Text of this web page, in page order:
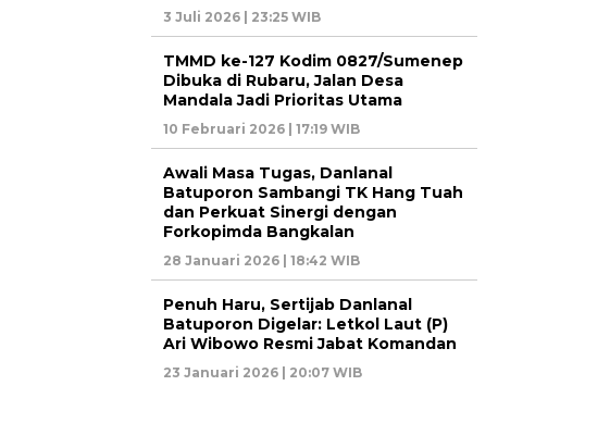
3 Juli 2026 | 23:25 WIB
TMMD ke-127 Kodim 0827/Sumenep
Dibuka di Rubaru, Jalan Desa
Mandala Jadi Prioritas Utama
10 Februari 2026 | 17:19 WIB
Awali Masa Tugas, Danlanal
Batuporon Sambangi TK Hang Tuah
dan Perkuat Sinergi dengan
Forkopimda Bangkalan
28 Januari 2026 | 18:42 WIB
Penuh Haru, Sertijab Danlanal
Batuporon Digelar: Letkol Laut (P)
Ari Wibowo Resmi Jabat Komandan
23 Januari 2026 | 20:07 WIB